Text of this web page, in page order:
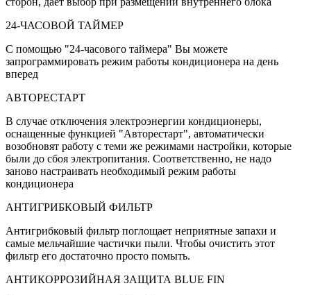
24-ЧАСОВОЙ ТАЙМЕР
С помощью "24-часового таймера" Вы можете
запрограммировать режим работы кондиционера на день
вперед
АВТОРЕСТАРТ
В случае отключения электроэнергии кондиционеры,
оснащенные функцией "Авторестарт", автоматически
возобновят работу с теми же режимами настройки, которые
были до сбоя электропитания. Соответственно, не надо
заново настраивать необходимый режим работы
кондиционера
АНТИГРИБКОВЫЙ ФИЛЬТР
Антигрибковый фильтр поглощает неприятные запахи и
самые мельчайшие частички пыли. Чтобы очистить этот
фильтр его достаточно просто помыть.
АНТИКОРРОЗИЙНАЯ ЗАЩИТА BLUE FIN